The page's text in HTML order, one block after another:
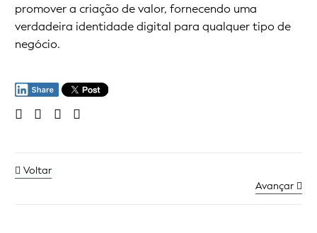
promover a criação de valor, fornecendo uma
verdadeira identidade digital para qualquer tipo de
negócio.
Voltar
Avançar